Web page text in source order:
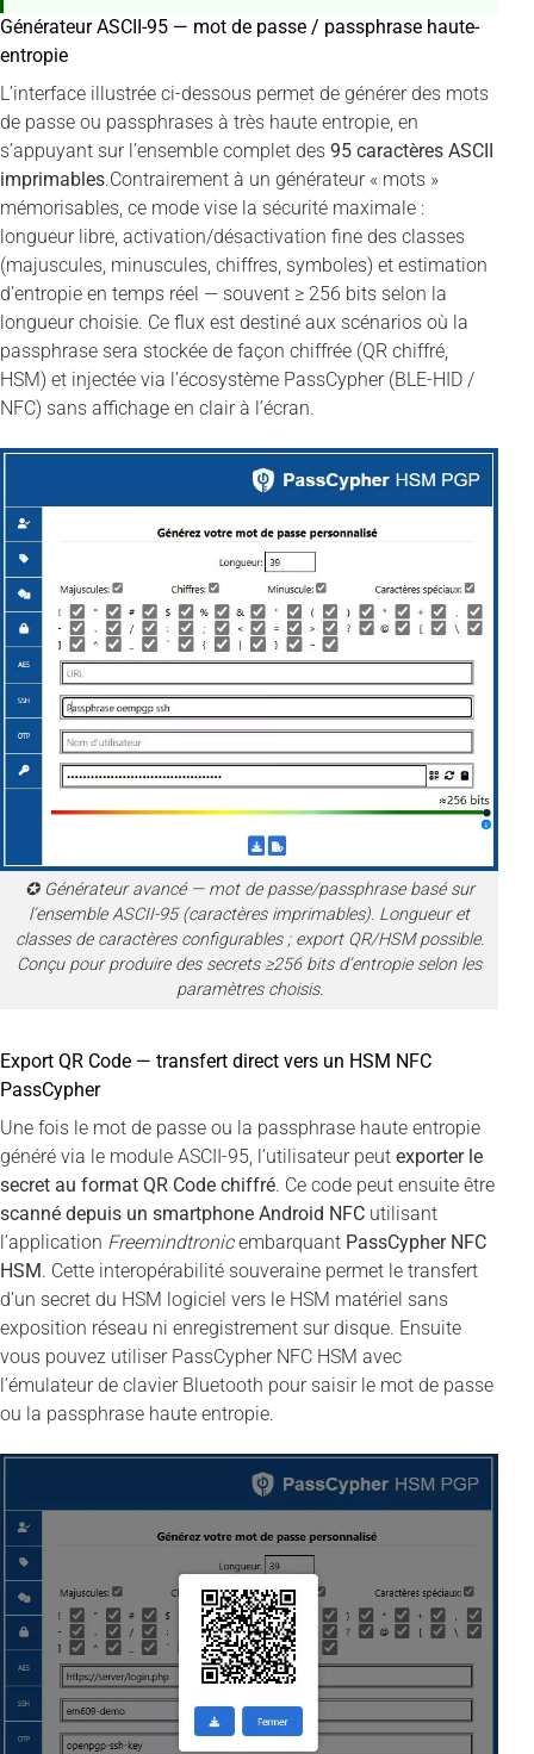
Générateur ASCII-95 — mot de passe / passphrase haute-
entropie
L’interface illustrée ci-dessous permet de générer des mots
de passe ou passphrases à très haute entropie, en
s’appuyant sur l’ensemble complet des 95 caractères ASCII
imprimables.Contrairement à un générateur « mots »
mémorisables, ce mode vise la sécurité maximale :
longueur libre, activation/désactivation fine des classes
(majuscules, minuscules, chiffres, symboles) et estimation
d’entropie en temps réel — souvent ≥ 256 bits selon la
longueur choisie. Ce flux est destiné aux scénarios où la
passphrase sera stockée de façon chiffrée (QR chiffré,
HSM) et injectée via l’écosystème PassCypher (BLE-HID /
NFC) sans affichage en clair à l’écran.
✪ Générateur avancé — mot de passe/passphrase basé sur
l’ensemble ASCII-95 (caractères imprimables). Longueur et
classes de caractères configurables ; export QR/HSM possible.
Conçu pour produire des secrets ≥256 bits d’entropie selon les
paramètres choisis.
Export QR Code — transfert direct vers un HSM NFC
PassCypher
Une fois le mot de passe ou la passphrase haute entropie
généré via le module ASCII-95, l’utilisateur peut exporter le
secret au format QR Code chiffré. Ce code peut ensuite être
scanné depuis un smartphone Android NFC utilisant
l’application Freemindtronicembarquant PassCypher NFC
HSM. Cette interopérabilité souveraine permet le transfert
d’un secret du HSM logiciel vers le HSM matériel sans
exposition réseau ni enregistrement sur disque. Ensuite
vous pouvez utiliser PassCypher NFC HSM avec
l’émulateur de clavier Bluetooth pour saisir le mot de passe
ou la passphrase haute entropie.